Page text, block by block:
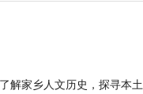
解家乡人文历史，探寻本